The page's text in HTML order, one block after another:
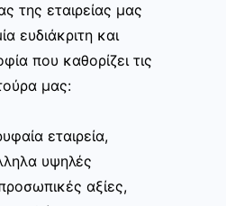
της εταιρείας μας
ευδιάκριτη και
που καθορίζει τις
μας:
εταιρεία,
υψηλές
αξίες,